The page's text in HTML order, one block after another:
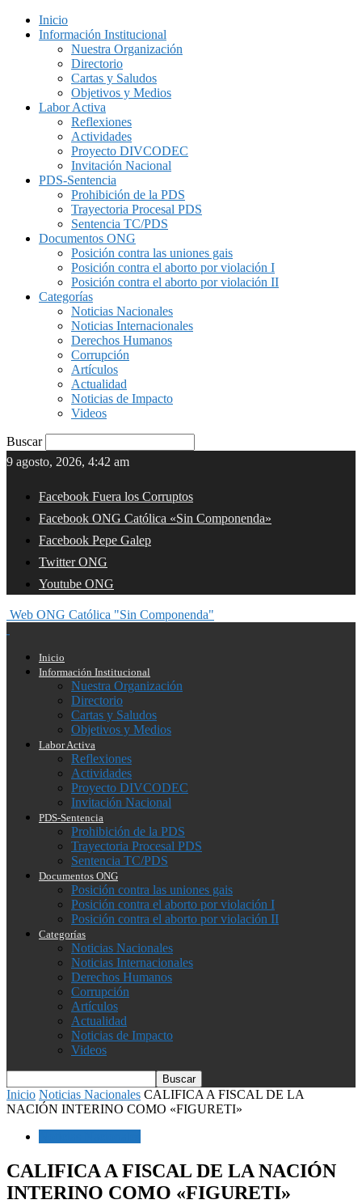
Inicio
Información Institucional
Nuestra Organización
Directorio
Cartas y Saludos
Objetivos y Medios
Labor Activa
Reflexiones
Actividades
Proyecto DIVCODEC
Invitación Nacional
PDS-Sentencia
Prohibición de la PDS
Trayectoria Procesal PDS
Sentencia TC/PDS
Documentos ONG
Posición contra las uniones gais
Posición contra el aborto por violación I
Posición contra el aborto por violación II
Categorías
Noticias Nacionales
Noticias Internacionales
Derechos Humanos
Corrupción
Artículos
Actualidad
Noticias de Impacto
Videos
Buscar
9 agosto, 2026, 4:42 am
Facebook Fuera los Corruptos
Facebook ONG Católica «Sin Componenda»
Facebook Pepe Galep
Twitter ONG
Youtube ONG
Web ONG Católica "Sin Componenda"
Inicio
Información Institucional
Nuestra Organización
Directorio
Cartas y Saludos
Objetivos y Medios
Labor Activa
Reflexiones
Actividades
Proyecto DIVCODEC
Invitación Nacional
PDS-Sentencia
Prohibición de la PDS
Trayectoria Procesal PDS
Sentencia TC/PDS
Documentos ONG
Posición contra las uniones gais
Posición contra el aborto por violación I
Posición contra el aborto por violación II
Categorías
Noticias Nacionales
Noticias Internacionales
Derechos Humanos
Corrupción
Artículos
Actualidad
Noticias de Impacto
Videos
Inicio Noticias Nacionales CALIFICA A FISCAL DE LA
NACIÓN INTERINO COMO «FIGURETI»
CALIFICA A FISCAL DE LA NACIÓN
INTERINO COMO «FIGURETI»